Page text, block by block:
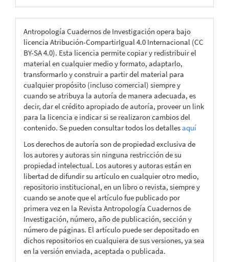
Antropología Cuadernos de Investigación opera bajo
licencia Atribución-CompartirIgual 4.0 Internacional (CC
BY-SA 4.0). Esta licencia permite copiar y redistribuir el
material en cualquier medio y formato, adaptarlo,
transformarlo y construir a partir del material para
cualquier propósito (incluso comercial) siempre y
cuando se atribuya la autoría de manera adecuada, es
decir, dar el crédito apropiado de autoría, proveer un link
para la licencia e indicar si se realizaron cambios del
contenido. Se pueden consultar todos los detallesaquí
Los derechos de autoría son de propiedad exclusiva de
los autores y autoras sin ninguna restricción de su
propiedad intelectual. Los autores y autoras están en
libertad de difundir su artículo en cualquier otro medio,
repositorio institucional, en un libro o revista, siempre y
cuando se anote que el artículo fue publicado por
primera vez en la Revista Antropología Cuadernos de
Investigación, número, año de publicación, sección y
número de páginas. El artículo puede ser depositado en
dichos repositorios en cualquiera de sus versiones, ya sea
en la versión enviada, aceptada o publicada.